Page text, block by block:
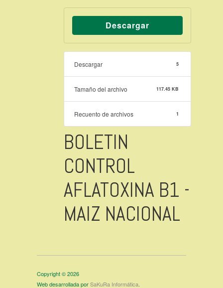
Descargar
Descargar 5
Tamaño del archivo 117.45 KB
Recuento de archivos 1
BOLETIN
CONTROL
AFLATOXINA B1 -
MAIZ NACIONAL
Copyright © 2026
Web desarrollada porSaKuRa Informática.